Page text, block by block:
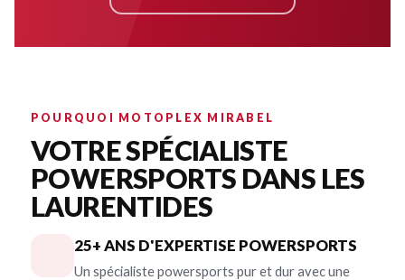
POURQUOI MOTOPLEX MIRABEL
VOTRE SPÉCIALISTE
POWERSPORTS DANS LES
LAURENTIDES
25+ ANS D'EXPERTISE POWERSPORTS
Un spécialiste powersports pur et dur avec une